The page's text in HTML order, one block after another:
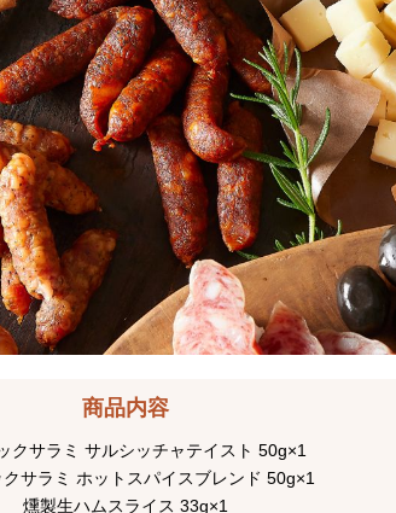
商品内容
クサラミ サルシッチャテイスト 50g×1
サラミ ホットスパイスブレンド 50g×1
燻製生ハムスライス 33g×1